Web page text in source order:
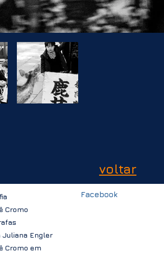
voltar
Cromo
Juliana Engler
Cromo em
Facebook